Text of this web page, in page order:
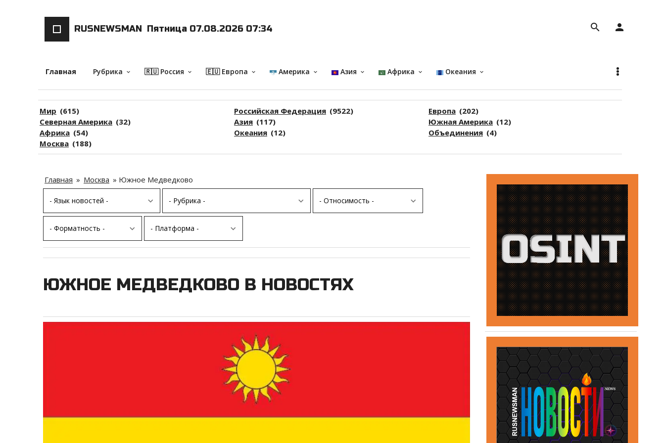
RUSNEWSMAN Пятница 07.08.2026 07:34 person
search
Главная Рубрика keyboard_arrow_down 🇷🇺 Россия keyboard_arrow_down 🇪🇺 Европа keyboard_arrow_down Америка keyboard_arrow_down Азия keyboard_arrow_down Африка keyboard_arrow_down Океания keyboard_arrow_down
Мир (615) Российская Федерация (9522) Европа (202)
Северная Америка (32) Азия (117) Южная Америка (12)
Африка (54) Океания (12) Объединения (4)
Москва (188)
Главная » Москва » Южное Медведково
ЮЖНОЕ МЕДВЕДКОВО В НОВОСТЯХ